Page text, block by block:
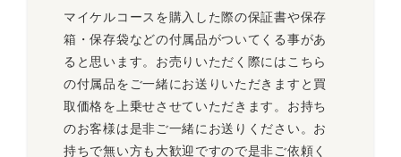
マイケルコースを購入した際の保証書や保存
箱・保存袋などの付属品がついてくる事があ
ると思います。お売りいただく際にはこちら
の付属品をご一緒にお送りいただきますと買
取価格を上乗せさせていただきます。お持ち
のお客様は是非ご一緒にお送りください。お
持ちで無い方も大歓迎ですので是非ご依頼く